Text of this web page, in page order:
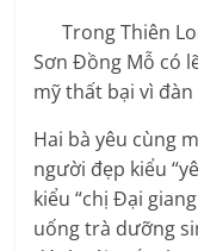
Trong Thiên
Sơn Đồng Mỗ có
mỹ thất bại vì
Hai bà yêu cùng
người đẹp kiểu
kiểu “chị Đại
uống trà dưỡng